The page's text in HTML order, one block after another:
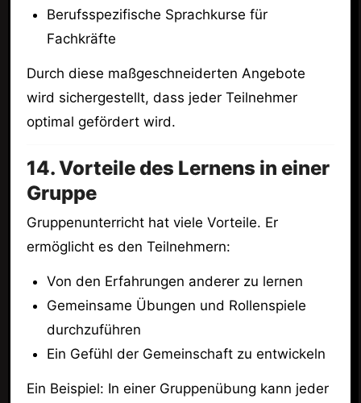
Berufsspezifische Sprachkurse für
Fachkräfte
Durch diese maßgeschneiderten Angebote
wird sichergestellt, dass jeder Teilnehmer
optimal gefördert wird.
14. Vorteile des Lernens in einer
Gruppe
Gruppenunterricht hat viele Vorteile. Er
ermöglicht es den Teilnehmern:
Von den Erfahrungen anderer zu lernen
Gemeinsame Übungen und Rollenspiele
durchzuführen
Ein Gefühl der Gemeinschaft zu entwickeln
Ein Beispiel: In einer Gruppenübung kann jeder